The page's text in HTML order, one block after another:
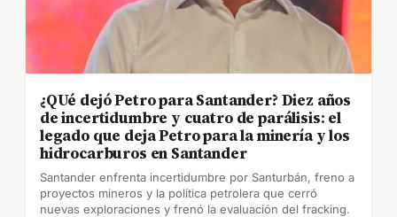
¿QUé dejó Petro para Santander? Diez años
de incertidumbre y cuatro de parálisis: el
legado que deja Petro para la minería y los
hidrocarburos en Santander
Santander enfrenta incertidumbre por Santurbán, freno a
proyectos mineros y la política petrolera que cerró
nuevas exploraciones y frenó la evaluación del fracking.